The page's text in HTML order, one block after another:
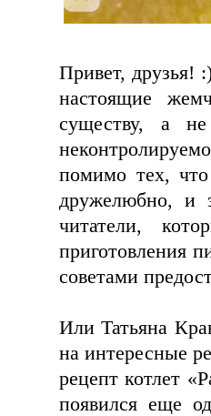
Привет, друзья!
настоящие
существу, а
помимо тех,
дружелюбно, и
читатели,
приготовления
советами
Или Татьяна
на интересные
рецепт котлет
появился еще